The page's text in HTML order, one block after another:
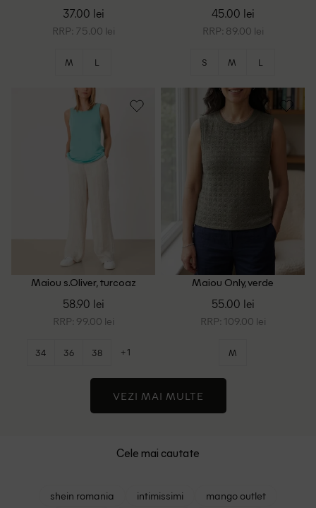
37.00 lei
RRP: 75.00 lei
M L
45.00 lei
RRP: 89.00 lei
S M L
Maiou s.Oliver, turcoaz
58.90 lei
RRP: 99.00 lei
34 36 38 +1
Maiou Only, verde
55.00 lei
RRP: 109.00 lei
M
VEZI MAI MULTE
Cele mai cautate
shein romania intimissimi
mango outlet